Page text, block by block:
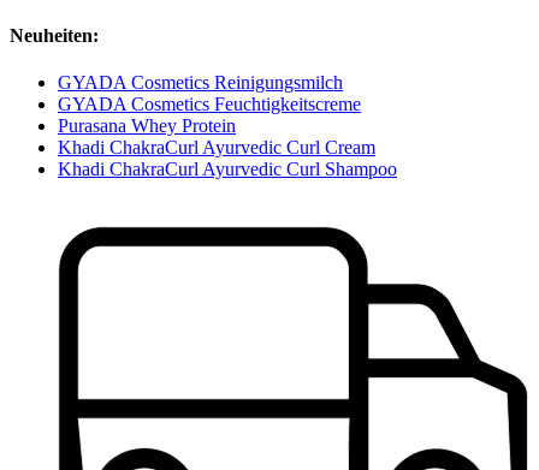
Neuheiten:
GYADA Cosmetics Reinigungsmilch
GYADA Cosmetics Feuchtigkeitscreme
Purasana Whey Protein
Khadi ChakraCurl Ayurvedic Curl Cream
Khadi ChakraCurl Ayurvedic Curl Shampoo